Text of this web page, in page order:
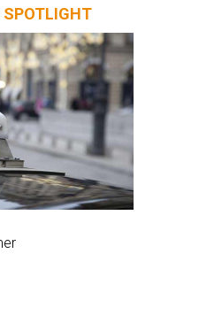
SPOTLIGHT
BEDRIJF...